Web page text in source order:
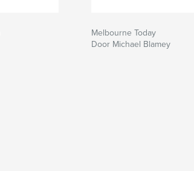
Melbourne Today
Door Michael Blamey